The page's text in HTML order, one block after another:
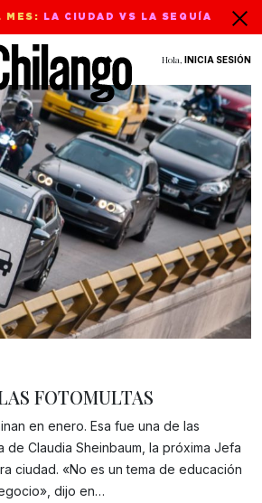
MES: LA CIUDAD VS LA SEQUÍA
Hola, INICIA SESIÓN
Gracias!
FOTOMULTAS
en enero. Esa fue una de las
de Claudia Sheinbaum, la próxima Jefa
ciudad. «No es un tema de educación
dijo en…